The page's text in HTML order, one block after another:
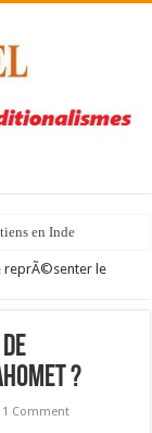
en Inde
reprÃ©senter le
?
1 Comment